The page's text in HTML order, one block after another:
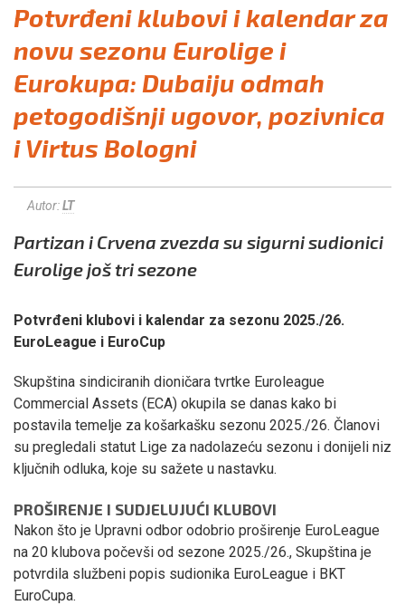
Potvrđeni klubovi i kalendar za
novu sezonu Eurolige i
Eurokupa: Dubaiju odmah
petogodišnji ugovor, pozivnica
i Virtus Bologni
Autor:LT
Partizan i Crvena zvezda su sigurni sudionici
Eurolige još tri sezone
Potvrđeni klubovi i kalendar za sezonu 2025./26.
EuroLeague i EuroCup
Skupština sindiciranih dioničara tvrtke Euroleague
Commercial Assets (ECA) okupila se danas kako bi
postavila temelje za košarkašku sezonu 2025./26. Članovi
su pregledali statut Lige za nadolazeću sezonu i donijeli niz
ključnih odluka, koje su sažete u nastavku.
PROŠIRENJE I SUDJELUJUĆI KLUBOVI
Nakon što je Upravni odbor odobrio proširenje EuroLeague
na 20 klubova počevši od sezone 2025./26., Skupština je
potvrdila službeni popis sudionika EuroLeague i BKT
EuroCupa.